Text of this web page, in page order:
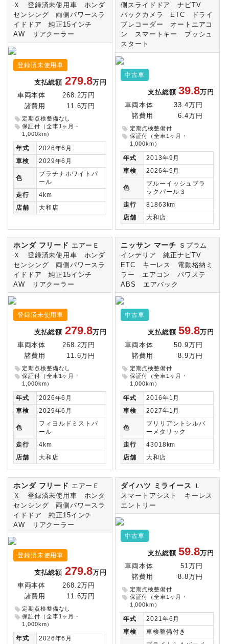
Ｘ 登録済未使用車 ホンダ
センシング 両側パワースラ
イドドア 純正15インチ
AW リアクーラー
登録済未使用車
支払総額 279.8万円
車両本体
268.2万円
諸費用
11.6万円
定期点検整備なし
保証付（全車1ヶ月・
1,000km）
年式
2026年6月
車検
2029年6月
色
プラチナホワイトパ
ール
走行
4km
店舗
大和店
側スライドドア ナビTV
バックカメラ ETC ドライ
ブレコーダー オートエアコ
ン スマートキー プッシュ
スタート
中古車
支払総額39.8万円
車両本体
33.4万円
諸費用
6.4万円
定期点検整備付
保証付（全車1ヶ月・
1,000km）
年式
2013年9月
車検
2026年9月
色
ブルーイッシュブラ
ックパール３
走行
81863km
店舗
大和店
ホンダ フリード エアーＥ
Ｘ 登録済未使用車 ホンダ
センシング 両側パワースラ
イドドア 純正15インチ
AW リアクーラー
登録済未使用車
支払総額 279.8万円
車両本体
268.2万円
諸費用
11.6万円
定期点検整備なし
保証付（全車1ヶ月・
1,000km）
年式
2026年6月
車検
2029年6月
色
フィヨルドミストパ
ール
走行
4km
店舗
大和店
ニッサン マーチ
Ｓプラム
インテリア 純正ナビTV
ETC キーレス 電動格納ミ
ラー エアコン パワステ
ABS エアバック
中古車
支払総額59.8万円
車両本体
50.9万円
諸費用
8.9万円
定期点検整備付
保証付（全車1ヶ月・
1,000km）
年式
2016年1月
車検
2027年1月
色
ブリリアントシルバ
ーメタリック
走行
43018km
店舗
大和店
ホンダ フリード エアーＥ
Ｘ 登録済未使用車 ホンダ
センシング 両側パワースラ
イドドア 純正15インチ
AW リアクーラー
登録済未使用車
支払総額 279.8万円
車両本体
268.2万円
諸費用
11.6万円
定期点検整備なし
保証付（全車1ヶ月・
1,000km）
年式 2026年6月
ダイハツ ミライース
Ｌ
スマートアシスト キーレス
エントリー
中古車
支払総額59.8万円
車両本体
51万円
諸費用
8.8万円
定期点検整備付
保証付（全車1ヶ月・
1,000km）
年式
2021年6月
車検
車検整備付き